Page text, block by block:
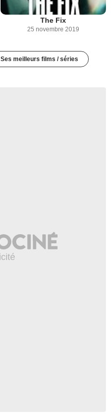
The Fix
25 novembre 2019
Ses meilleurs films / séries